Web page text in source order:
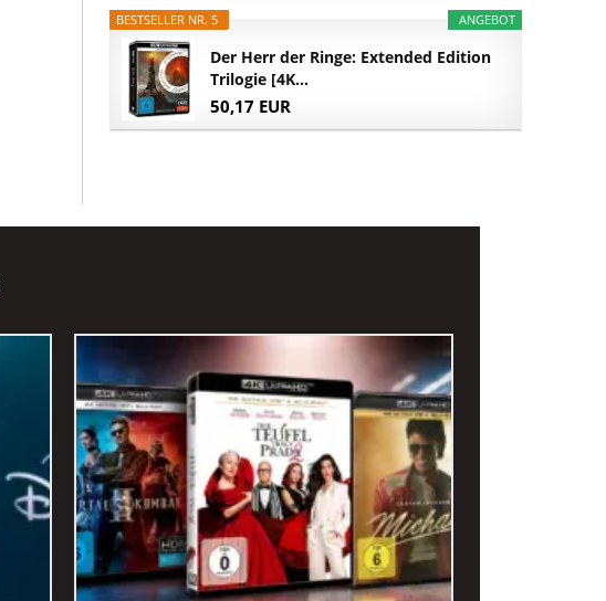
ANGEBOT
BESTSELLER NR. 5
Der Herr der Ringe: Extended Edition
Trilogie [4K...
50,17 EUR